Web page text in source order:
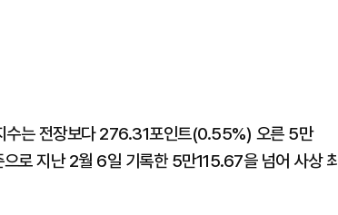
수는 전장보다 276.31포인트(0.55%) 오른 5만
로 지난 2월 6일 기록한 5만115.67을 넘어 사상 최